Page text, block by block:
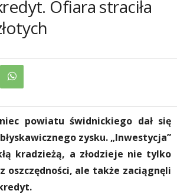
Ofiara straciła
powiatu świdnickiego dał się
zysku. „Inwestycja”
kradzieżą, a złodzieje nie tylko
oszczędności, ale także zaciągnęli